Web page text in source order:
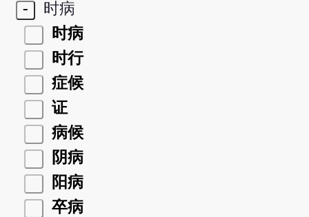
-
时病
时病
时行
症候
证
病候
阴病
阳病
卒病